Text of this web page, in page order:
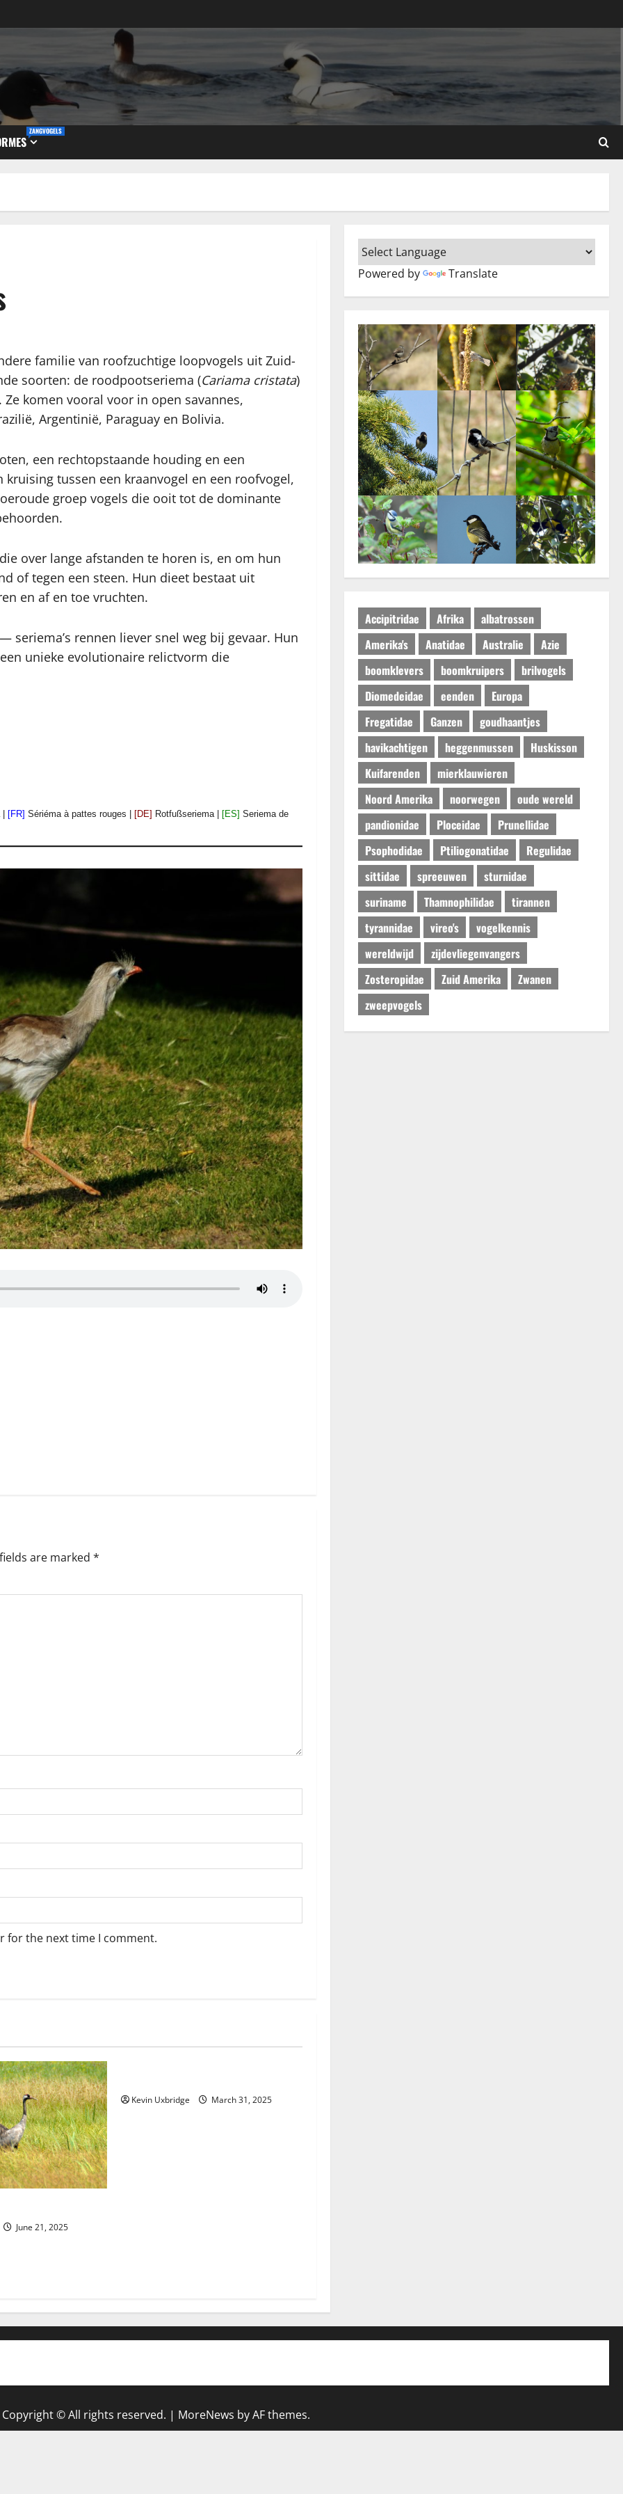
ZANGVOGELS
familie van roofzuchtige loopvogels uit Zuid-
soorten: de roodpootseriema (Cariama cristata)
Ze komen vooral voor in open savannes,
Argentinië, Paraguay en Bolivia.
een rechtopstaande houding en een
tussen een kraanvogel en een roofvogel,
groep vogels die ooit tot de dominante
over lange afstanden te horen is, en om hun
of tegen een steen. Hun dieet bestaat uit
en af en toe vruchten.
seriema’s rennen liever snel weg bij gevaar. Hun
unieke evolutionaire relictvorm die
[FR] Sériéma à pattes rouges | [DE] Rotfußseriema | [ES] Seriema de
are marked *
for the next time I comment.
June 21, 2025
Kevin Uxbridge March 31, 2025
Powered by Translate
Accipitridae Afrika
albatrossen
Amerika's
Anatidae Australie
Azie
boomklevers
boomkruipers
brilvogels
Diomedeidae
eenden
Europa
Fregatidae
Ganzen
goudhaantjes
havikachtigen
heggenmussen
Huskisson
Kuifarenden
mierklauwieren
Noord Amerika
noorwegen
oude wereld
pandionidae
Ploceidae
Prunellidae
Psophodidae
Ptiliogonatidae
Regulidae
sittidae
spreeuwen
sturnidae
suriname
Thamnophilidae
tirannen
tyrannidae
vireo's
vogelkennis
wereldwijd
zijdevliegenvangers
Zosteropidae
Zuid Amerika
Zwanen
zweepvogels
Copyright © All rights reserved. | MoreNews by AF themes.